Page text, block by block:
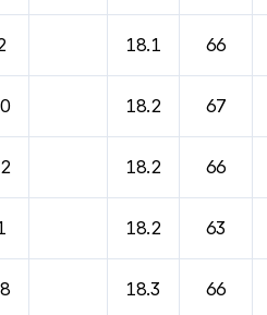
18.1 66
18.2 67
18.2 66
18.2 63
18.3 66